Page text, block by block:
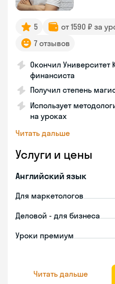
5 от 1590 ₽ за
7 отзывов
Окончил
финансиста
Получил степень
Использует
на уроках
Читать дальше
Услуги и цены
Английский язык
Для маркетологов
Деловой - для бизнеса
Уроки премиум
Читать дальше